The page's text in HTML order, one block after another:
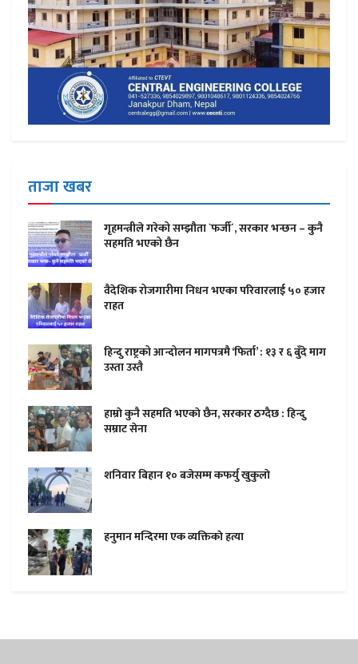
ताजा खबर
गृहमन्त्रीले गरेको सम्झौता `फर्जी´, सरकार भन्छन – कुनै
सहमति भएको छैन
वैदेशिक रोजगारीमा निधन भएका परिवारलाई ५० हजार
राहत
हिन्दु राष्ट्रको आन्दोलन मागपत्रमै ‘फिर्ता’ : १३ र ६ बुँदे माग
उस्ता उस्तै
हाम्राे कुनै सहमति भएकाे छैन, सरकार ठग्दैछ : हिन्दु
सम्राट सेना
शनिवार बिहान १० बजेसम्म कफर्यु खुकुलाे
हनुमान मन्दिरमा एक व्यक्तिकाे हत्या